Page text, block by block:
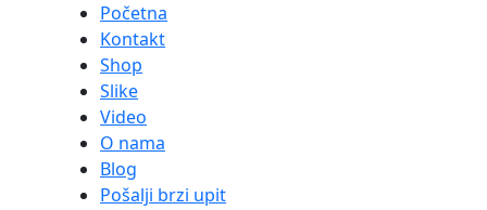
Početna
Kontakt
Shop
Slike
Video
O nama
Blog
Pošalji brzi upit